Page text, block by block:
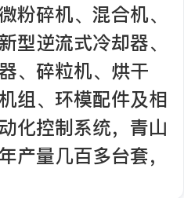
粉碎机、混合机、
型逆流式冷却器、
、碎粒机、烘干
组、环模配件及相
化控制系统，青山
产量几百多台套，